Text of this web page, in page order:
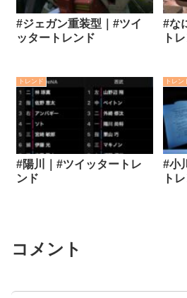
#ジェガン重装型｜#ツイ
ッタートレンド
#な
ト
トレンド
#陽川｜#ツイッタートレ
ンド
トレン
#小
ト
コメント